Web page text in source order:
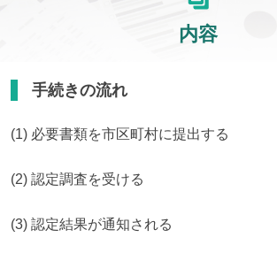
内容
手続きの流れ
(1) 必要書類を市区町村に提出する
(2) 認定調査を受ける
(3) 認定結果が通知される